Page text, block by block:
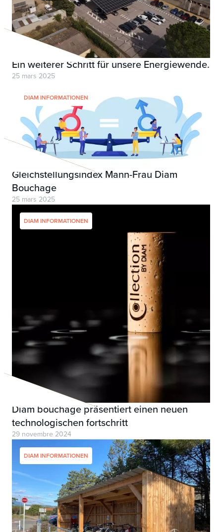
Ein weiterer Schritt für unsere Energiewende.
25 mars 2025
DIAM INFORMATIONEN
Gleichstellungsindex Mann-Frau Diam
Bouchage
25 mars 2025
DIAM INFORMATIONEN
Diam bouchage präsentiert einen neuen
technologischen fortschritt
29 novembre 2024
DIAM INFORMATIONEN